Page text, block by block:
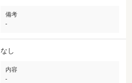
備考
-
なし
内容
-